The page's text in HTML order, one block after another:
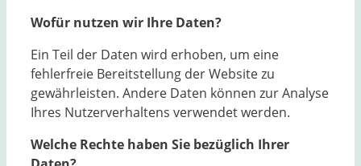
Wofür nutzen wir Ihre Daten?
Ein Teil der Daten wird erhoben, um eine
fehlerfreie Bereitstellung der Website zu
gewährleisten. Andere Daten können zur Analyse
Ihres Nutzerverhaltens verwendet werden.
Welche Rechte haben Sie bezüglich Ihrer